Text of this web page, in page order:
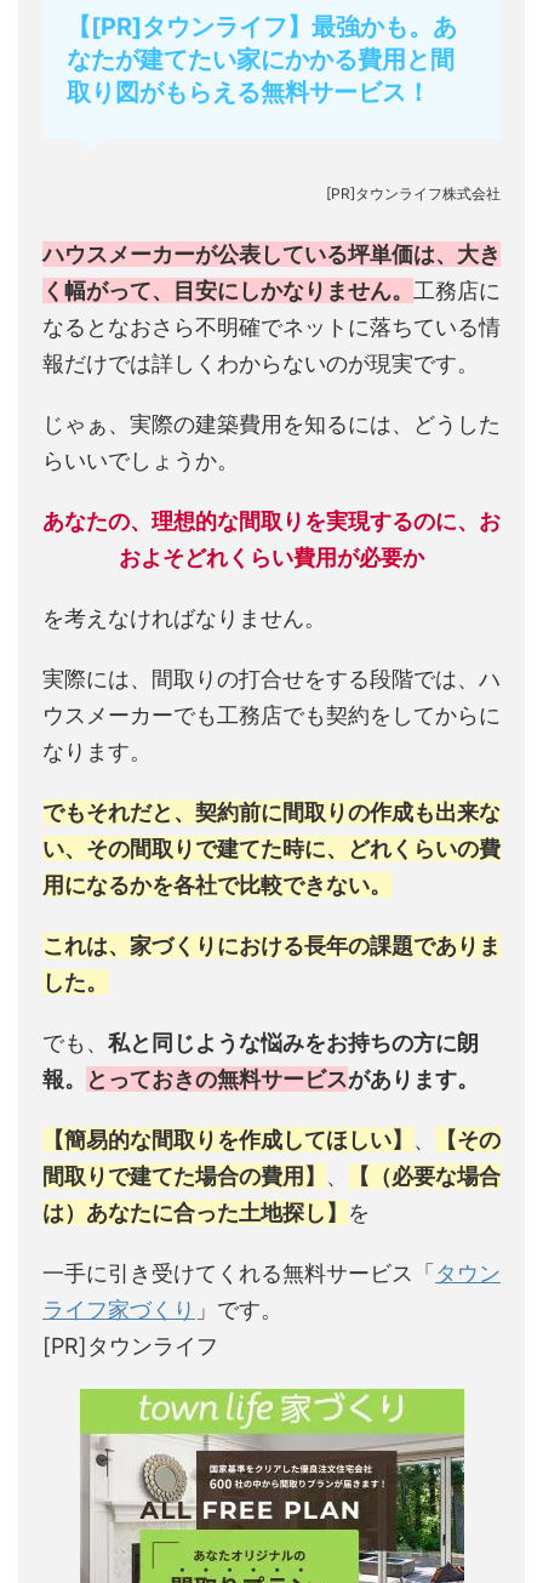
【[PR]タウンライフ】最強かも。あ
なたが建てたい家にかかる費用と間
取り図がもらえる無料サービス！
[PR]タウンライフ株式会社
ハウスメーカーが公表している坪単価は、大き
く幅がって、目安にしかなりません。 工務店に
なるとなおさら不明確でネットに落ちている情
報だけでは詳しくわからないのが現実です。
じゃぁ、実際の建築費用を知るには、どうした
らいいでしょうか。
あなたの、理想的な間取りを実現するのに、お
およそどれくらい費用が必要か
を考えなければなりません。
実際には、間取りの打合せをする段階では、ハ
ウスメーカーでも工務店でも契約をしてからに
なります。
でもそれだと、契約前に間取りの作成も出来な
い、その間取りで建てた時に、どれくらいの費
用になるかを各社で比較できない。
これは、家づくりにおける長年の課題でありま
した。
でも、 私と同じような悩みをお持ちの方に朗
報。
とっておきの無料サービスがあります。
【簡易的な間取りを作成してほしい】 、
【その
間取りで建てた場合の費用】 、
【（必要な場合
は）あなたに合った土地探し】 を
一手に引き受けてくれる無料サービス「 タウン
ライフ家づくり 」です。
[PR]タウンライフ